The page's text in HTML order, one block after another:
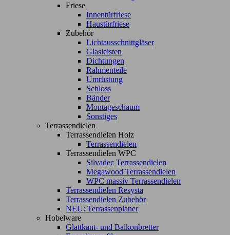
Friese
Innentürfriese
Haustürfriese
Zubehör
Lichtausschnittgläser
Glasleisten
Dichtungen
Rahmenteile
Umrüstung
Schloss
Bänder
Montageschaum
Sonstiges
Terrassendielen
Terrassendielen Holz
Terrassendielen
Terrassendielen WPC
Silvadec Terrassendielen
Megawood Terrassendielen
WPC massiv Terrassendielen
Terrassendielen Resysta
Terrassendielen Zubehör
NEU: Terrassenplaner
Hobelware
Glattkant- und Balkonbretter